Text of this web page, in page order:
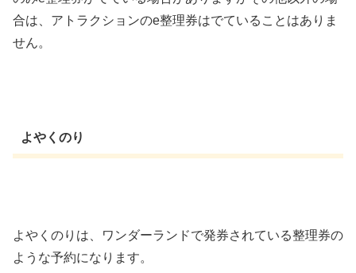
合は、アトラクションのe整理券はでていることはありま
せん。
よやくのり
よやくのりは、ワンダーランドで発券されている整理券の
ような予約になります。